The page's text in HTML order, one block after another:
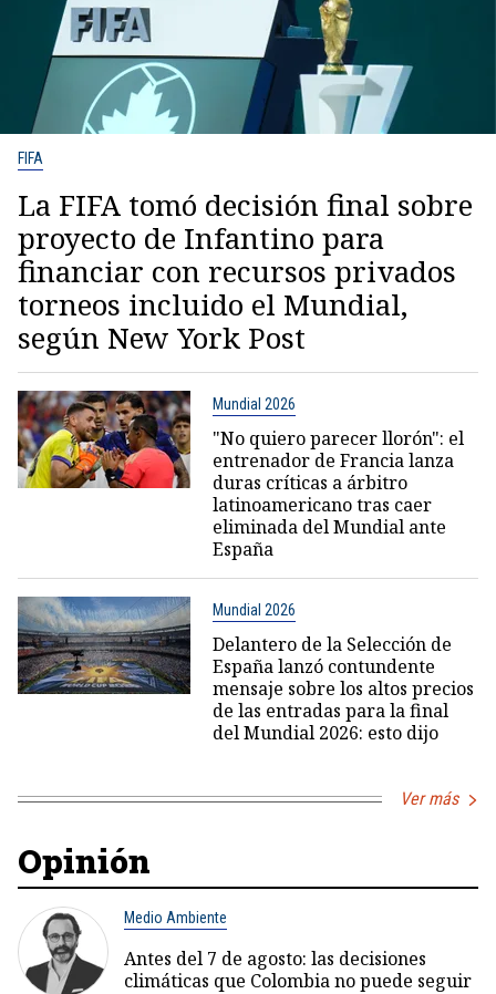
FIFA
La FIFA tomó decisión final sobre
proyecto de Infantino para
financiar con recursos privados
torneos incluido el Mundial,
según New York Post
Mundial 2026
"No quiero parecer llorón": el
entrenador de Francia lanza
duras críticas a árbitro
latinoamericano tras caer
eliminada del Mundial ante
España
Mundial 2026
Delantero de la Selección de
España lanzó contundente
mensaje sobre los altos precios
de las entradas para la final
del Mundial 2026: esto dijo
Ver más
Opinión
Medio Ambiente
Antes del 7 de agosto: las decisiones
climáticas que Colombia no puede seguir